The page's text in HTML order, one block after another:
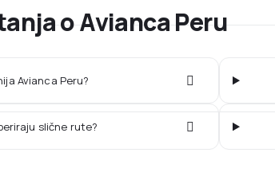
o Avianca Peru
Avianca Peru?
slične rute?